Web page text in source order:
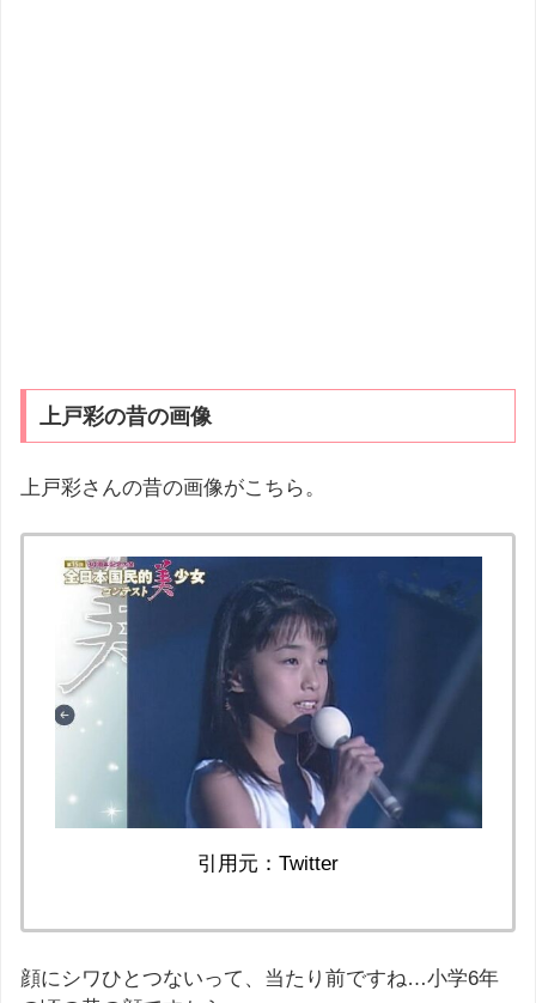
上戸彩の昔の画像
上戸彩さんの昔の画像がこちら。
引用元：Twitter
顔にシワひとつないって、当たり前ですね…小学6年